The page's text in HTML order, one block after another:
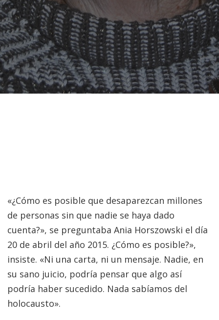
«¿Cómo es posible que desaparezcan millones
de personas sin que nadie se haya dado
cuenta?», se preguntaba Ania Horszowski el día
20 de abril del año 2015. ¿Cómo es posible?»,
insiste. «Ni una carta, ni un mensaje. Nadie, en
su sano juicio, podría pensar que algo así
podría haber sucedido. Nada sabíamos del
holocausto».